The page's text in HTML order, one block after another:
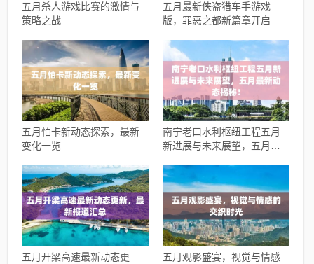
五月杀人游戏比赛的激情与
策略之战
五月最新侠盗猎车手游戏
版，罪恶之都新篇章开启
五月怕卡新动态探索，最新
变化一览
南宁老口水利枢纽工程五月
新进展与未来展望，五月最
五月开梁高速最新动态更
五月观影盛宴，视觉与情感